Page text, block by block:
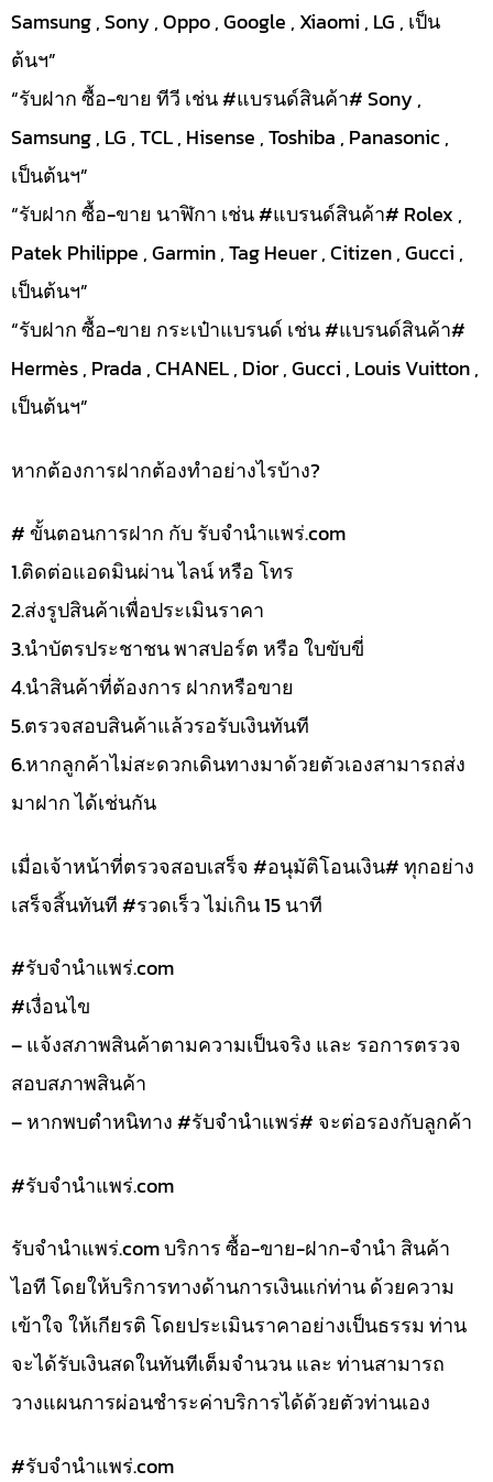
Samsung , Sony , Oppo , Google , Xiaomi , LG , เป็น
ต้นฯ”
“รับฝาก ซื้อ-ขาย ทีวี เช่น #แบรนด์สินค้า# Sony ,
Samsung , LG , TCL , Hisense , Toshiba , Panasonic ,
เป็นต้นฯ”
“รับฝาก ซื้อ-ขาย นาฬิกา เช่น #แบรนด์สินค้า# Rolex ,
Patek Philippe , Garmin , Tag Heuer , Citizen , Gucci ,
เป็นต้นฯ”
“รับฝาก ซื้อ-ขาย กระเป๋าแบรนด์ เช่น #แบรนด์สินค้า#
Hermès , Prada , CHANEL , Dior , Gucci , Louis Vuitton ,
เป็นต้นฯ”
หากต้องการฝากต้องทำอย่างไรบ้าง?
# ขั้นตอนการฝาก กับ รับจำนำแพร่.com
1.ติดต่อแอดมินผ่าน ไลน์ หรือ โทร
2.ส่งรูปสินค้าเพื่อประเมินราคา
3.นำบัตรประชาชน พาสปอร์ต หรือ ใบขับขี่
4.นำสินค้าที่ต้องการ ฝากหรือขาย
5.ตรวจสอบสินค้าแล้วรอรับเงินทันที
6.หากลูกค้าไม่สะดวกเดินทางมาด้วยตัวเองสามารถส่ง
มาฝาก ได้เช่นกัน
เมื่อเจ้าหน้าที่ตรวจสอบเสร็จ #อนุมัติโอนเงิน# ทุกอย่าง
เสร็จสิ้นทันที #รวดเร็ว ไม่เกิน 15 นาที
#รับจํานําแพร่.com
#เงื่อนไข
– แจ้งสภาพสินค้าตามความเป็นจริง และ รอการตรวจ
สอบสภาพสินค้า
– หากพบตำหนิทาง #รับจำนำแพร่# จะต่อรองกับลูกค้า
#รับจํานําแพร่.com
รับจํานําแพร่.com บริการ ซื้อ-ขาย-ฝาก-จำนำ สินค้า
ไอที โดยให้บริการทางด้านการเงินแก่ท่าน ด้วยความ
เข้าใจ ให้เกียรติ โดยประเมินราคาอย่างเป็นธรรม ท่าน
จะได้รับเงินสดในทันทีเต็มจำนวน และ ท่านสามารถ
วางแผนการผ่อนชำระค่าบริการได้ด้วยตัวท่านเอง
#รับจํานําแพร่.com